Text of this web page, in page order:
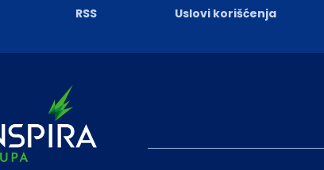
RSS Uslovi korišćenja